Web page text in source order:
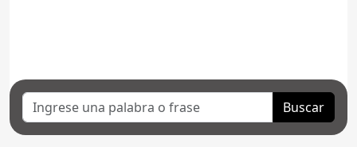
Buscar